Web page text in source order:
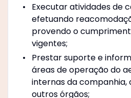
Executar atividades de
efetuando
provendo o
vigentes;
Prestar suporte e
áreas de operação do
internas da companhia,
outros órgãos;